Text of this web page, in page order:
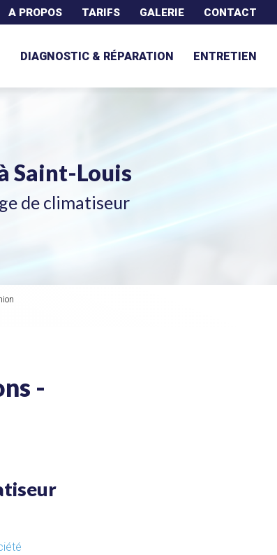
A PROPOS TARIFS GALERIE CONTACT
DIAGNOSTIC & RÉPARATION ENTRETIEN
Saint-Louis
de climatiseur
-